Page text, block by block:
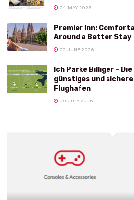
24 MAY 2026
Premier Inn:
Around a Better Stay
22 JUNE 2026
Ich Parke Billiger –
günstiges und
Flughafen
29 JULY 2026